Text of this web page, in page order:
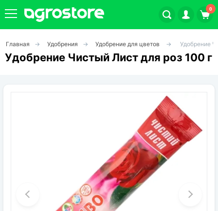
0
Плодовые кустарники
Овощи (на посадку)
Главная Удобрения Удобрение для цветов Удобрение
Удобрение Чистый Лист для роз 100 г